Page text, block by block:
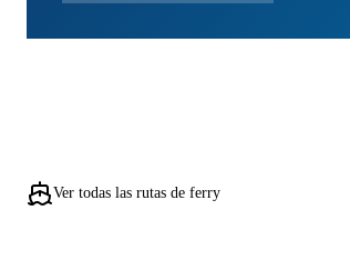
Ver todas las rutas de ferry